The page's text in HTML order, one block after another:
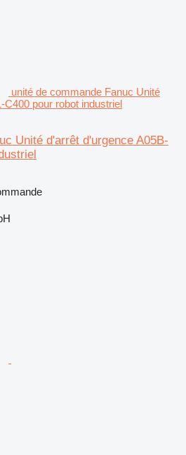
unité de commande Fanuc Unité
C400 pour robot industriel
Unité d'arrêt d'urgence A05B-